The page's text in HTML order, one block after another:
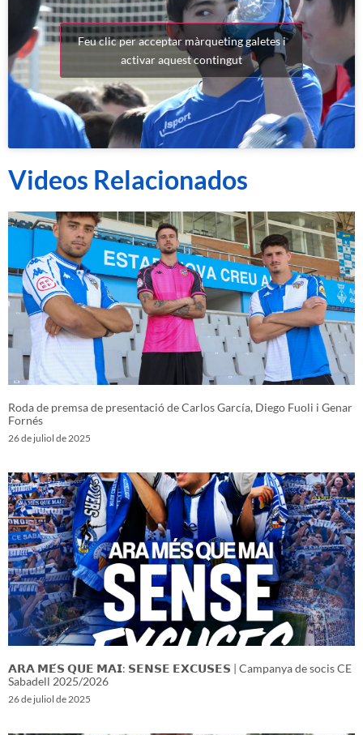
Feu clic per acceptar màrqueting galetes i
activar aquest contingut
Videos Relacionados
Roda de premsa de presentació de Carlos García, Diego Fuoli i Genar
Fornés
26 de juliol de 2025
𝗔𝗥𝗔 𝗠𝗘́𝗦 𝗤𝗨𝗘 𝗠𝗔𝗜: 𝗦𝗘𝗡𝗦𝗘 𝗘𝗫𝗖𝗨𝗦𝗘𝗦 | Campanya de socis CE
Sabadell 2025/2026
26 de juliol de 2025